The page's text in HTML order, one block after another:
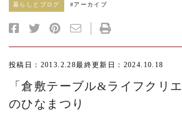
暮らしとブログ #アーカイブ
投稿日：2013.2.28最終更新日：2024.10.18
「倉敷テーブル&ライフクリ
のひなまつり